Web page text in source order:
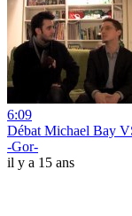
6:09
Débat Michael Bay
-Gor-
il y a 15 ans